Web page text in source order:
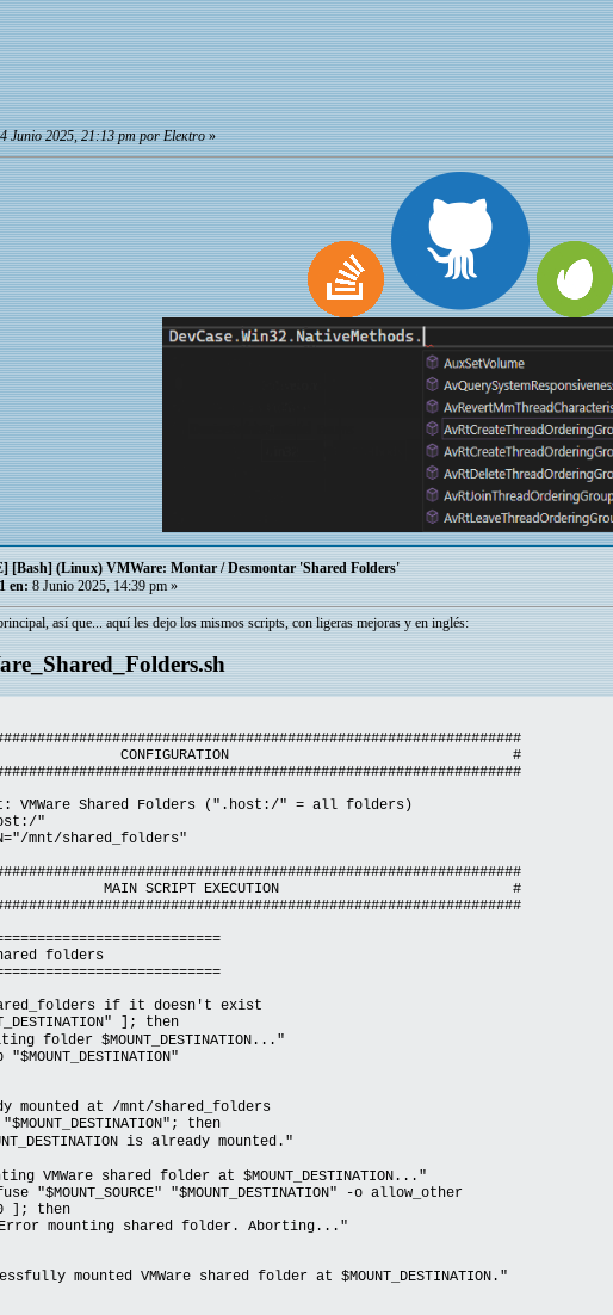
Junio 2025, 21:13 pm por Eleкtro»
[Bash] (Linux) VMWare: Montar / Desmontar 'Shared Folders'
en: 8 Junio 2025, 14:39 pm »
así que... aquí les dejo los mismos scripts, con ligeras mejoras y en inglés:
#
VMWare Shared Folders (".host:/" = all folders)
"
mnt/shared_folders"
SCRIPT EXECUTION #
folders
if it doesn't exist
]; then
folder $MOUNT_DESTINATION..."
mounted at /mnt/shared_folders
then
is already mounted."
VMWare shared folder at $MOUNT_DESTINATION..."
"$MOUNT_DESTINATION" -o allow_other
then
mounting shared folder. Aborting..."
mounted VMWare shared folder at $MOUNT_DESTINATION."